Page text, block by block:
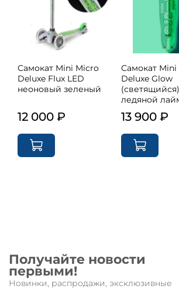
Самокат Mini Micro
Deluxe Flux LED
неоновый зеленый
12 000 ₽
Самокат Mini
Deluxe Glow
ледяной
13 900 ₽
Получайте новости
первыми!
Новинки, распродажи, эксклюзивные